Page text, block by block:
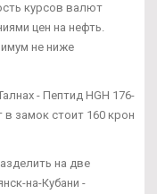
курсов валют
цен на нефть.
не ниже
- Пептид HGH 176-
замок стоит 160 крон
на две
на-Кубани -